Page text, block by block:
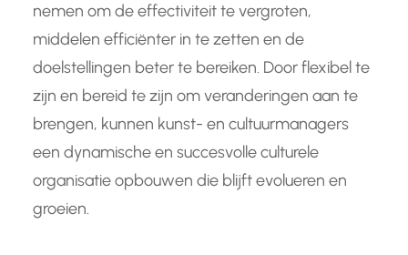
nemen om de effectiviteit te vergroten,
middelen efficiënter in te zetten en de
doelstellingen beter te bereiken. Door flexibel te
zijn en bereid te zijn om veranderingen aan te
brengen, kunnen kunst- en cultuurmanagers
een dynamische en succesvolle culturele
organisatie opbouwen die blijft evolueren en
groeien.